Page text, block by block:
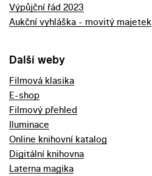
Výpůjční řád 2023
Aukční vyhláška - movitý majetek
Další weby
Filmová klasika
E-shop
Filmový přehled
Iluminace
Online knihovní katalog
Digitální knihovna
Laterna magika